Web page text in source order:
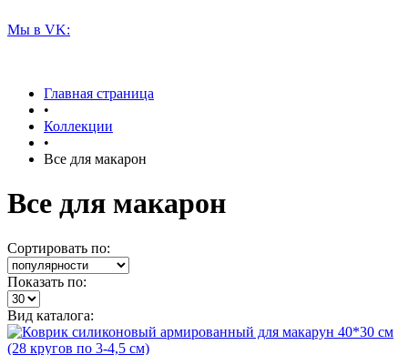
Мы в VK:
Главная страница
•
Коллекции
•
Все для макарон
Все для макарон
Сортировать по:
Показать по:
Вид каталога: